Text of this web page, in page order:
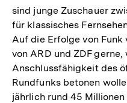
sind junge Zuschauer
für klassisches
Auf die Erfolge von
von ARD und ZDF gerne,
Anschlussfähigkeit des
Rundfunks betonen
jährlich rund 45